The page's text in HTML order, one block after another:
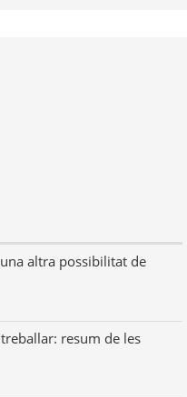
altra possibilitat de
resum de les